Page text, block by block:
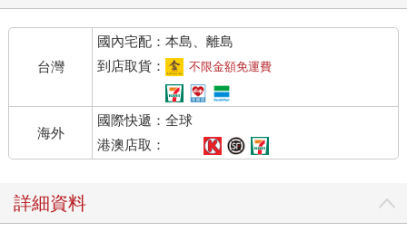
自小我便是新聞愛好者，每天都會從頭到尾、一字不漏地讀完報
紙，還會錄下電視晚間新聞。隨著我對中國的興趣不斷增長，進
入中國媒體工作自然而然成為我的志向。在加州大學聖地亞哥分
校攻讀碩士期間，我主修中國政治與經濟，扎實的學術訓練讓我
得以在二○一○年，也就是日中經濟規模逆轉的那一年，進入中國
媒體《財新》國際新聞部工作。《財新》以挑戰官方敘事的調查
報導聞名，這段經歷不僅鍛煉我的中文寫作能力，也讓我能夠從
中國內部研析這個大國的真實運作情形。那時候的中國，事物確
在北京工作四年後，由於渴望改變觀察視角，於是我在二○一四年
台灣
國內宅配：本島、離島
到店取貨：
不限金額免運費
海外
國際快遞：全球
港澳店取：
詳細資料